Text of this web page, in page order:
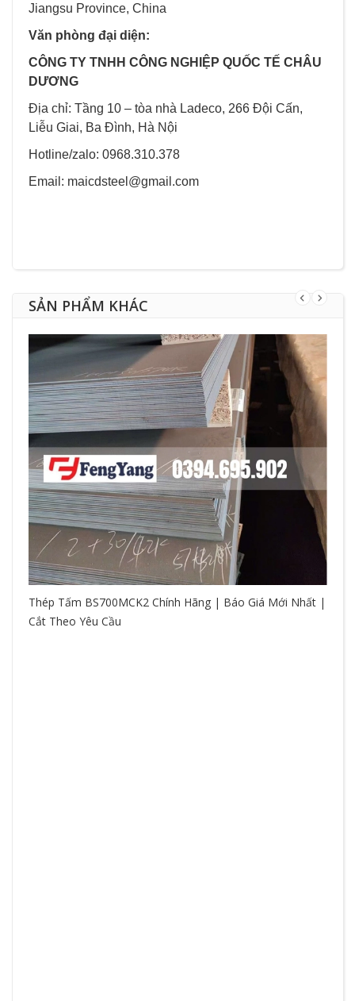
Jiangsu Province, China
Văn phòng đại diện:
CÔNG TY TNHH CÔNG NGHIỆP QUỐC TẾ CHÂU
DƯƠNG
Địa chỉ: Tầng 10 – tòa nhà Ladeco, 266 Đội Cấn,
Liễu Giai, Ba Đình, Hà Nội
Hotline/zalo: 0968.310.378
Email: maicdsteel@gmail.com
SẢN PHẨM KHÁC
Thép Tấm BS700MCK2 Chính Hãng | Báo Giá Mới Nhất |
Cắt Theo Yêu Cầu